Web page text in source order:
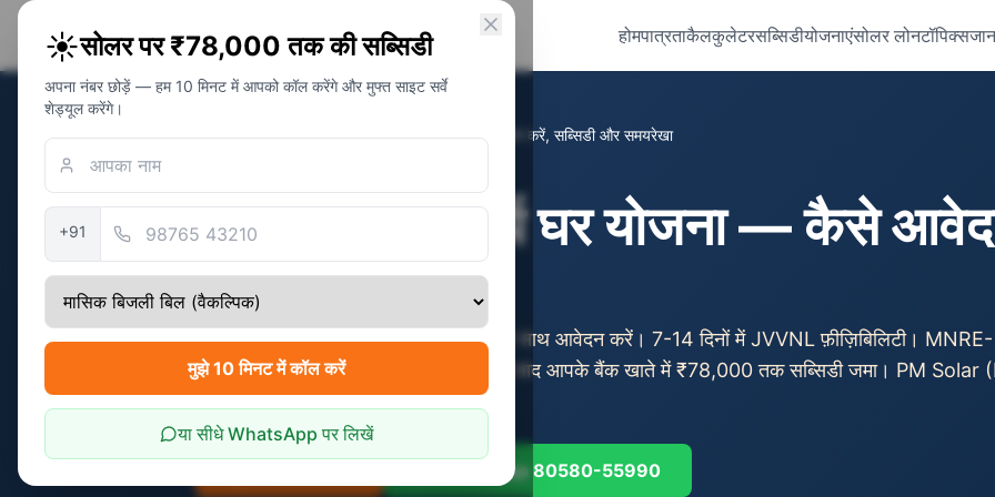
सोलर अवेयरनेस फाउंडेशन
होमपात्रताकैलकुलेटरसब्सिडीयोजनाएंसोलर लोनटॉपिक्स
होम/टॉपिक/जयपुर में PM सूर्य घर योजना — कैसे आवेदन करें, सब्सिडी और समयरेखा
जयपुर में PM सूर्य घर योजना — कैसे
और समयरेखा
pmsuryaghar.gov.in पर 6 दस्तावेज़ों के साथ आवेदन करें। 7-14 दिनों में JVVNL फ़ीज़िबिलिटी। MNRE-
एम्पैनेल्ड वेंडर द्वारा कमीशनिंग के 30-45 दिन बाद आपके बैंक खाते में ₹78,000 तक सब्सिडी जमा। PM Solar
से मुफ्त मार्गदर्शन।
WhatsApp 80580-55990
☀️सोलर पर ₹78,000 तक की सब्सिडी
अपना नंबर छोड़ें — हम 10 मिनट में आपको कॉल करेंगे और मुफ्त साइट सर्वे
शेड्यूल करेंगे।
+91
मुझे 10 मिनट में कॉल करें
या सीधे WhatsApp पर लिखें